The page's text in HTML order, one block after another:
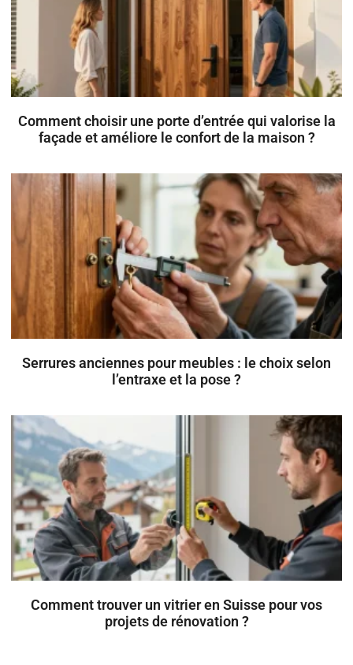
Comment choisir une porte d’entrée qui valorise la
façade et améliore le confort de la maison ?
Serrures anciennes pour meubles : le choix selon
l’entraxe et la pose ?
Comment trouver un vitrier en Suisse pour vos
projets de rénovation ?